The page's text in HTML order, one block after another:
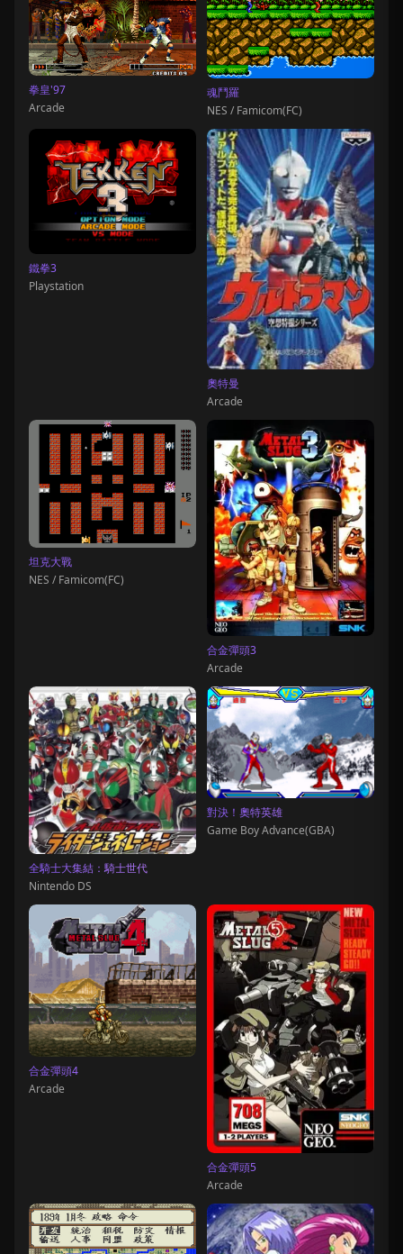
拳皇'97
Arcade
魂鬥羅
NES / Famicom(FC)
鐵拳3
Playstation
奧特曼
Arcade
坦克大戰
NES / Famicom(FC)
合金彈頭3
Arcade
全騎士大集結：騎士世代
Nintendo DS
對決！奧特英雄
Game Boy Advance(GBA)
合金彈頭4
Arcade
合金彈頭5
Arcade